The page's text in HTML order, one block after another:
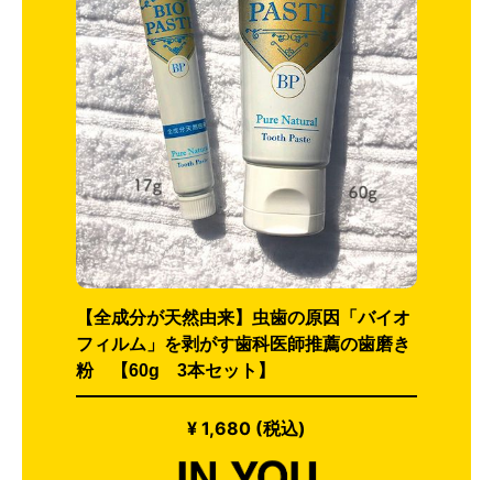
【全成分が天然由来】虫歯の原因「バイオ
フィルム」を剥がす歯科医師推薦の歯磨き
粉 【60g 3本セット】
¥ 1,680 (税込)